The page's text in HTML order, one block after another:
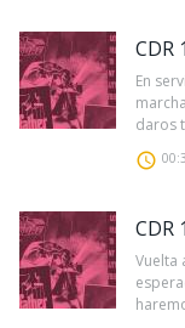
CDR
En
daros
CDR
Vuelta